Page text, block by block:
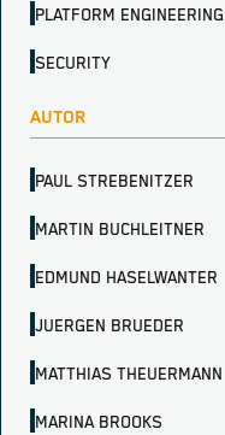
PLATFORM ENGINEERING
SECURITY
AUTOR
PAUL STREBENITZER
MARTIN BUCHLEITNER
EDMUND HASELWANTER
JUERGEN BRUEDER
MATTHIAS THEUERMANN
MARINA BROOKS